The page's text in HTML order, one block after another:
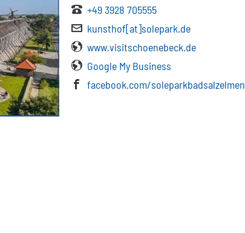
+49 3928 705555
kunsthof[at]solepark.de
www.visitschoenebeck.de
Google My Business
facebook.com/soleparkbadsalzelmen